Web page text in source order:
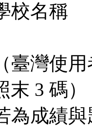
校名稱
臺灣使
3 碼）
為成績